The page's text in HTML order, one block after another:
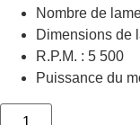
Nombre de
Dimensions de
R.P.M. : 5 500
Puissance du